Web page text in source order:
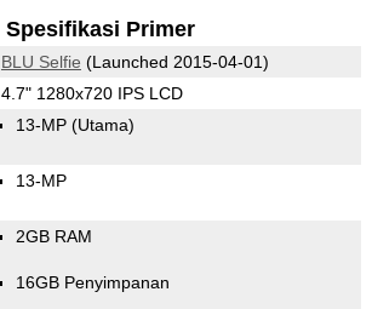
Spesifikasi Primer
BLU Selfie (Launched 2015-04-01)
4.7" 1280x720 IPS LCD
13-MP (Utama)
13-MP
2GB RAM
16GB Penyimpanan